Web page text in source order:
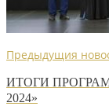
Предыдущия
ИТОГИ
2024»